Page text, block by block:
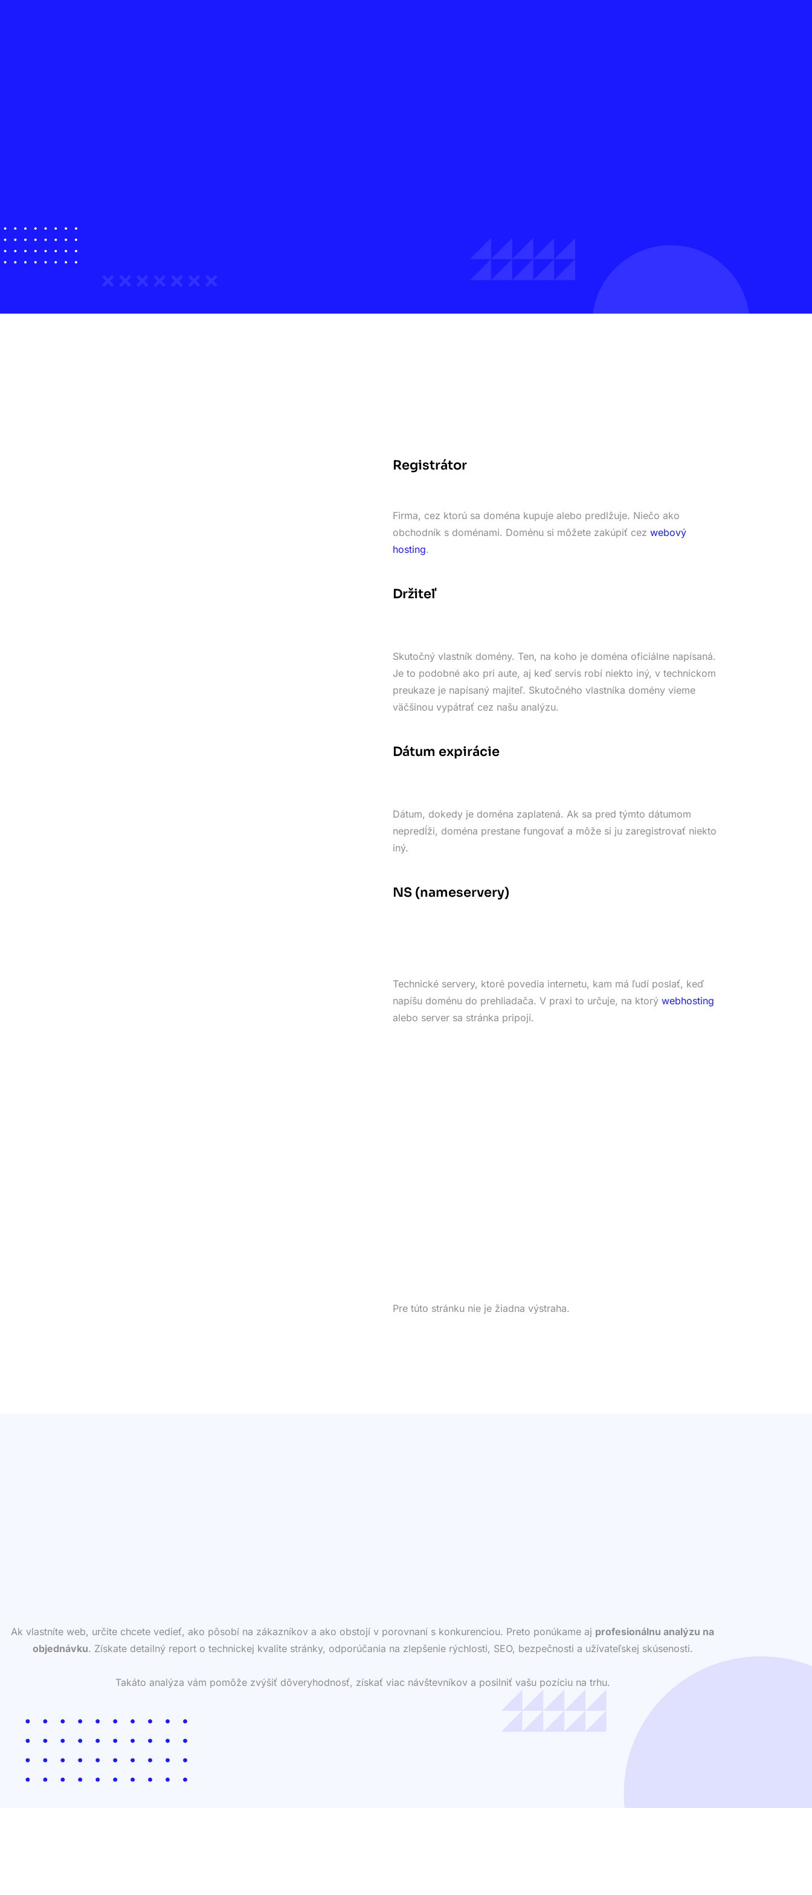
Registrátor
Firma, cez ktorú sa doména kupuje alebo predlžuje. Niečo ako
obchodník s doménami. Doménu si môžete zakúpiť cez webový
hosting.
Držiteľ
Skutočný vlastník domény. Ten, na koho je doména oficiálne napísaná.
Je to podobné ako pri aute, aj keď servis robí niekto iný, v technickom
preukaze je napísaný majiteľ. Skutočného vlastníka domény vieme
väčšinou vypátrať cez našu analýzu.
Dátum expirácie
Dátum, dokedy je doména zaplatená. Ak sa pred týmto dátumom
nepredĺži, doména prestane fungovať a môže si ju zaregistrovať niekto
iný.
NS (nameservery)
Technické servery, ktoré povedia internetu, kam má ľudí poslať, keď
napíšu doménu do prehliadača. V praxi to určuje, na ktorý webhosting
alebo server sa stránka pripojí.
Pre túto stránku nie je žiadna výstraha.
Ak vlastníte web, určite chcete vedieť, ako pôsobí na zákazníkov a ako obstojí v porovnaní s konkurenciou. Preto ponúkame aj profesionálnu analýzu na
objednávku. Získate detailný report o technickej kvalite stránky, odporúčania na zlepšenie rýchlosti, SEO, bezpečnosti a užívateľskej skúsenosti.
Takáto analýza vám pomôže zvýšiť dôveryhodnosť, získať viac návštevníkov a posilniť vašu pozíciu na trhu.